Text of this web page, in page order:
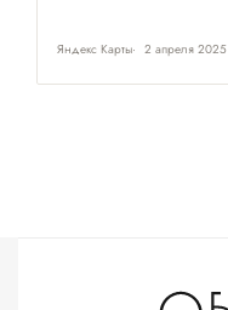
Яндекс Карты 2 апреля 2025